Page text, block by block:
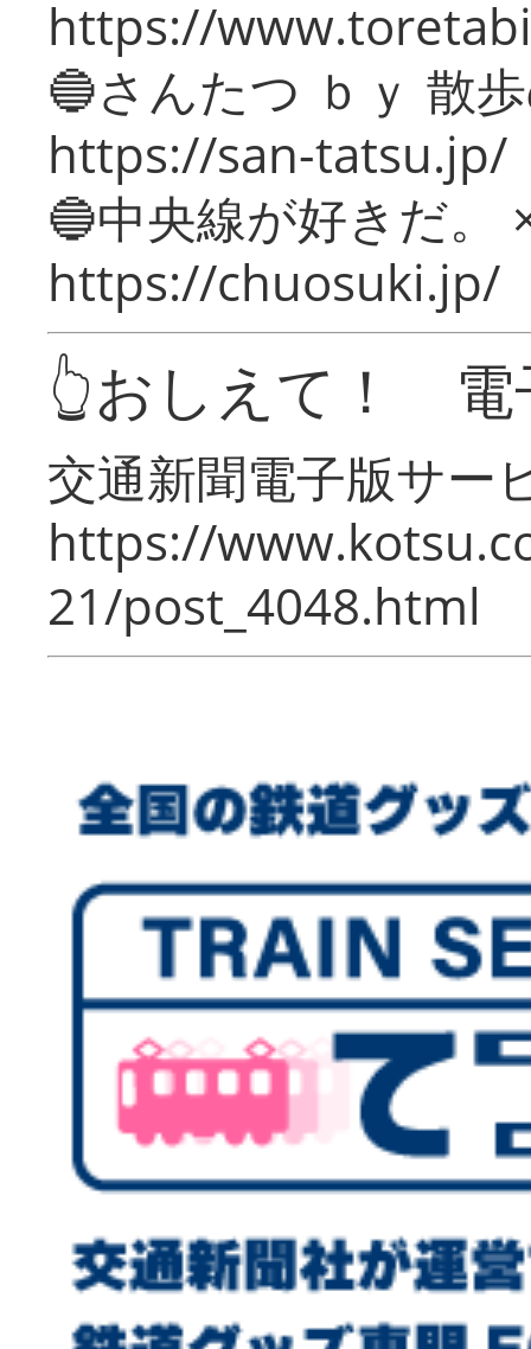
https://
🔵さんたつ ｂｙ 散
https://san-tatsu.jp/
🔵中央線が好きだ。
https://chuosuki.jp/
👆おしえて！ 電
交通新聞電子版サー
https://
21/post_4048.html